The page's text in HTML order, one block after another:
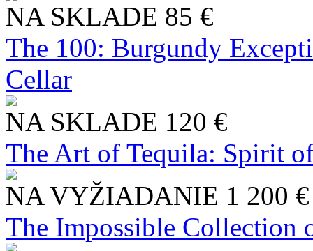
NA SKLADE 85 €
The 100: Burgundy
Cellar
NA SKLADE 120 €
The Art of Tequila: Spirit
NA VYŽIADANIE 1 200 €
The Impossible Collection